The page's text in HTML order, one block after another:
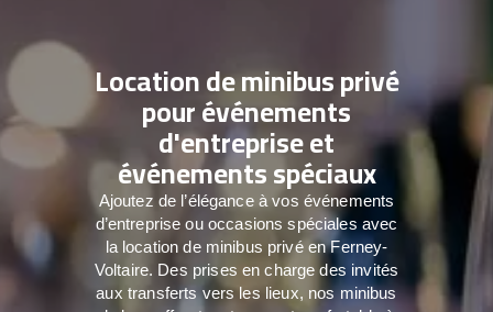
Location de minibus privé
pour événements
d'entreprise et
événements spéciaux
Ajoutez de l’élégance à vos événements
d’entreprise ou occasions spéciales avec
la location de minibus privé en Ferney-
Voltaire. Des prises en charge des invités
aux transferts vers les lieux, nos minibus